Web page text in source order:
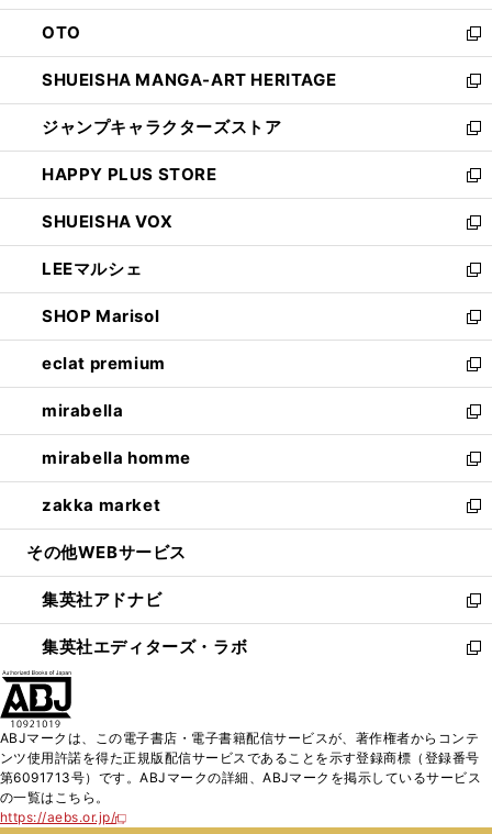
ウ
で
開
く
ン
ド
ウ
で
開
く
OTO
新
し
い
ウ
ィ
ン
ド
ウ
で
開
く
SHUEISHA MANGA-ART HERITAGE
新
し
い
ウ
ィ
ン
ド
ウ
で
開
く
ジャンプキャラクターズストア
新
し
い
ウ
ィ
ン
ド
ウ
で
開
く
HAPPY PLUS STORE
新
し
い
ウ
ィ
ン
ド
ウ
で
開
く
SHUEISHA VOX
新
し
い
ウ
ィ
ン
ド
ウ
で
開
く
LEEマルシェ
新
し
い
ウ
ィ
ン
ド
ウ
で
開
く
SHOP Marisol
新
し
い
ウ
ィ
ン
ド
ウ
で
開
eclat premium
新
し
い
ウ
ィ
ン
ド
ウ
開
く
mirabella
新
し
い
ウ
ィ
ン
ウ
で
開
く
mirabella homme
新
し
い
ウ
ン
ド
ウ
で
zakka market
新
し
ウ
ィ
ン
ド
く
その他WEBサービス
集英社アドナビ
新
し
い
ド
ウ
で
集英社エディターズ・ラボ
新
ィ
ン
ABJマークは、この電子書店・電子書籍配信サービスが、著作権者からコンテ
ンツ使用許諾を得た正規版配信サービスであることを示す登録商標（登録番号
第6091713号）です。ABJマークの詳細、ABJマークを掲示しているサービス
の一覧はこちら。
https://aebs.or.jp/
新